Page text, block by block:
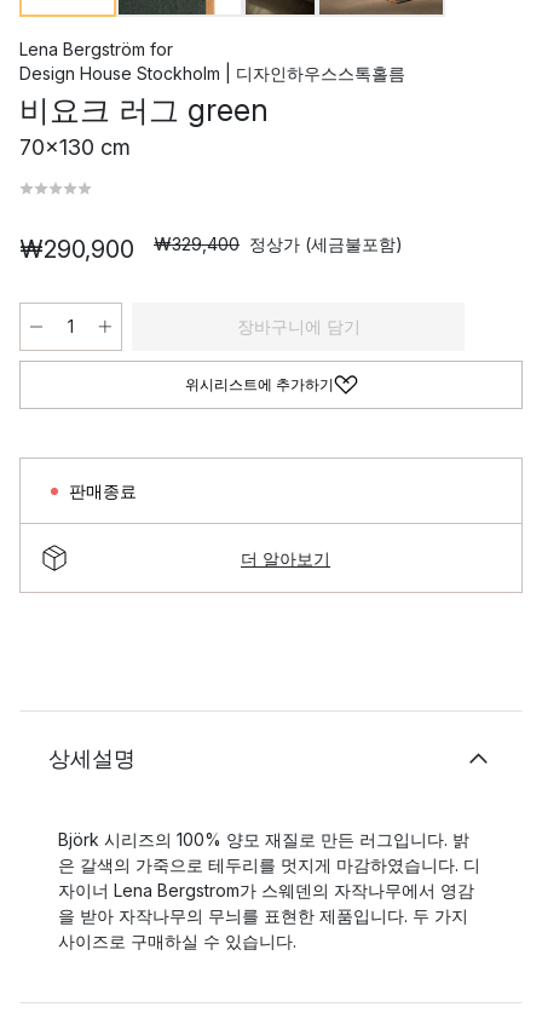
Lena Bergström for
Design House Stockholm | 디자인하우스스톡홀름
비요크 러그 green
70x130 cm
₩290,900 ₩329,400 정상가 (세금불포함)
장바구니에 담기
위시리스트에 추가하기
판매종료
더 알아보기
상세설명
Björk 시리즈의 100% 양모 재질로 만든 러그입니다. 밝
은 갈색의 가죽으로 테두리를 멋지게 마감하였습니다. 디
자이너 Lena Bergstrom가 스웨덴의 자작나무에서 영감
을 받아 자작나무의 무늬를 표현한 제품입니다. 두 가지
사이즈로 구매하실 수 있습니다.